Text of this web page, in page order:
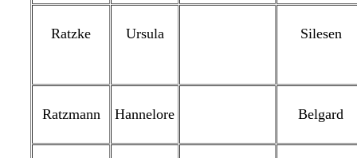
Ratzke Ursula Silesen
Ratzmann Hannelore Belgard